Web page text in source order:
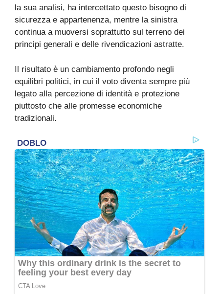
la sua analisi, ha intercettato questo bisogno di
sicurezza e appartenenza, mentre la sinistra
continua a muoversi soprattutto sul terreno dei
principi generali e delle rivendicazioni astratte.
Il risultato è un cambiamento profondo negli
equilibri politici, in cui il voto diventa sempre più
legato alla percezione di identità e protezione
piuttosto che alle promesse economiche
tradizionali.